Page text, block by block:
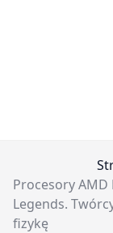
Procesory AMD
Legends.
fizykę